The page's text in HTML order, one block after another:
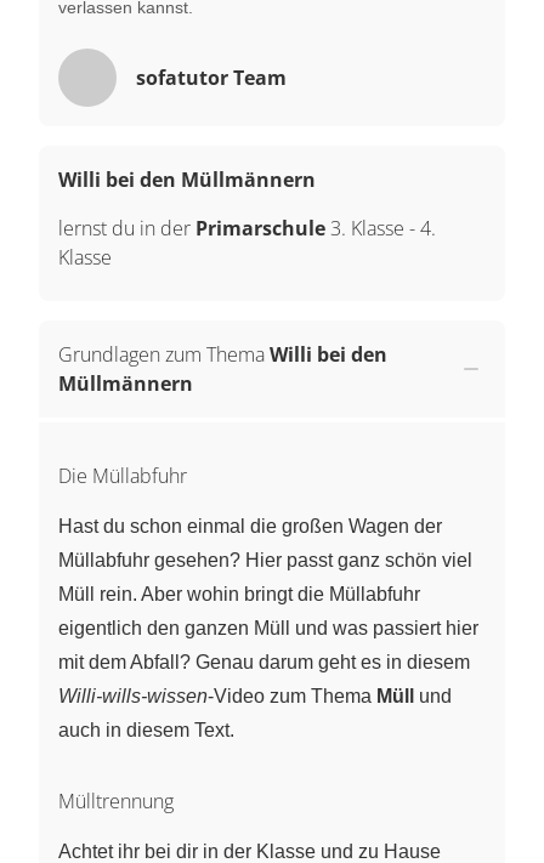
verlassen kannst.
sofatutor Team
Willi bei den Müllmännern
lernst du in der Primarschule 3. Klasse -4.
Klasse
Grundlagen zum ThemaWilli bei den
Müllmännern
Die Müllabfuhr
Hast du schon einmal die großen Wagen der
Müllabfuhr gesehen? Hier passt ganz schön viel
Müll rein. Aber wohin bringt die Müllabfuhr
eigentlich den ganzen Müll und was passiert hier
mit dem Abfall? Genau darum geht es in diesem
Willi-wills-wissen-Video zum Thema Müll
und
auch in diesem Text.
Mülltrennung
Achtet ihr bei dir in der Klasse und zu Hause